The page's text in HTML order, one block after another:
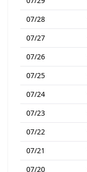
07/28
07/27
07/26
07/25
07/24
07/23
07/22
07/21
07/20